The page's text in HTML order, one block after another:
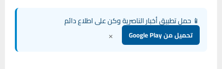
📱 حمل تطبيق أخبار الناصرية وكن على اطلاع دائم
تحميل من Google Play ×